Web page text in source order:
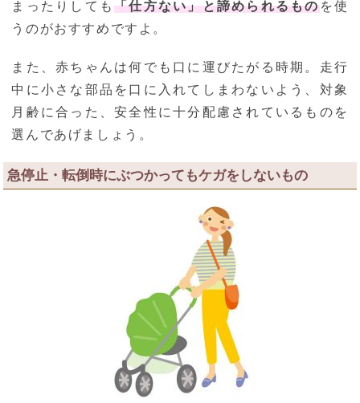
まったりしても「仕方ない」と諦められるものを使
うのがおすすめですよ。
また、赤ちゃんは何でも口に運びたがる時期。走行
中に小さな部品を口に入れてしまわないよう、対象
月齢に合った、安全性に十分配慮されているものを
選んであげましょう。
急停止・転倒時にぶつかってもケガをしないもの